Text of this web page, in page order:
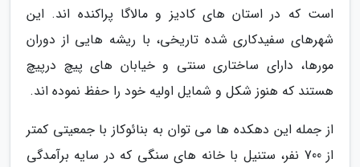
است که در استان های کادیز و مالاگا پراکنده اند. این
شهرهای سفیدکاری شده تاریخی، با ریشه هایی از دوران
مورها، دارای ساختاری سنتی و خیابان های پیچ درپیچ
هستند که هنوز شکل و شمایل اولیه خود را حفظ نموده اند.
از جمله این دهکده ها می توان به بنائوکاز با جمعیتی کمتر
از 700 نفر، ستنیل با خانه های سنگی که در سایه برآمدگی